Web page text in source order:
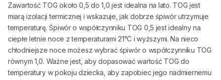
Zawartość TOG około 0,5 do 1,0 jest idealna na lato. TOG jest
miarą izolacji termicznej i wskazuje, jak dobrze śpiwór utrzymuje
temperaturę. Śpiwór o współczynniku TOG 0,5 jest idealny na
ciepłe letnie noce z temperaturami 21°C i wyższymi. Na nieco
chłodniejsze noce możesz wybrać śpiwór o współczynniku TOG
równym 1,0. Ważne jest, aby dopasować wartość TOG do
temperatury w pokoju dziecka, aby zapobiec jego nadmiernemu